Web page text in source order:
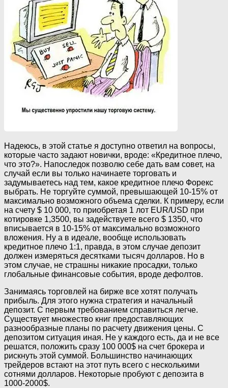
Надеюсь, в этой статье я доступно ответил на вопросы,
которые часто задают новички, вроде: «Кредитное плечо,
что это?». Напоследок позволю себе дать вам совет, на
случай если вы только начинаете торговать и
задумываетесь над тем, какое кредитное плечо Форекс
выбрать. Не торгуйте суммой, превышающей 10-15% от
максимально возможного объема сделки. К примеру, если
на счету $ 10 000, то приобретая 1 лот EUR/USD при
котировке 1,3500, вы задействуете всего $ 1350, что
вписывается в 10-15% от максимально возможного
вложения. Ну а в идеале, вообще использовать
кредитное плечо 1:1, правда, в этом случае депозит
должен измеряться десятками тысяч долларов. Но в
этом случае, не страшны никакие просадки, только
глобальные финансовые события, вроде дефолтов.
Занимаясь торговлей на бирже все хотят получать
прибыль. Для этого нужна стратегия и начальный
депозит. С первым требованием справиться легче.
Существует множество книг предоставляющих
разнообразные планы по расчету движения цены. С
депозитом ситуация иная. Не у каждого есть, да и не все
решатся, положить сразу 100 000$ на счет брокера и
рискнуть этой суммой. Большинство начинающих
трейдеров встают на этот путь всего с несколькими
сотнями долларов. Некоторые пробуют с депозита в
1000-2000$.